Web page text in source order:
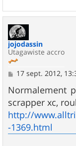
jojodassin
Utagawiste accro
M
s
s
a
g
e
17 sept. 2012,
Normalement
scrapper xc,
http://
-1369.html